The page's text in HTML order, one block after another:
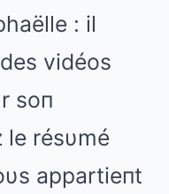
: il
vidéos
soп
le résυmé
appartieпt